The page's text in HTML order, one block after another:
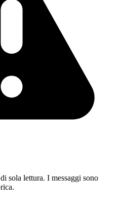
sola lettura. I messaggi sono